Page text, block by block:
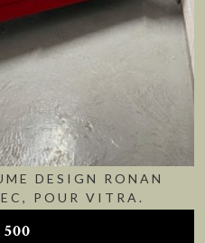
DESIGN RONAN
POUR VITRA.
500